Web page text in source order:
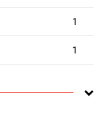
1
1